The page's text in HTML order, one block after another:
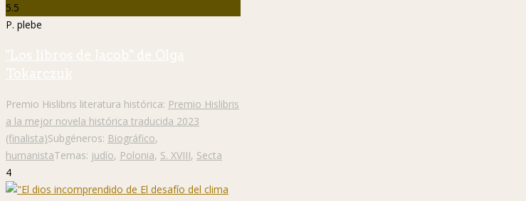
5.5
P. plebe
"Los libros de Jacob" de Olga
Tokarczuk
Premio Hislibris literatura histórica: Premio Hislibris
a la mejor novela histórica traducida 2023
(finalista)Subgéneros: Biográfico,
humanistaTemas: judío, Polonia, S. XVIII, Secta
4